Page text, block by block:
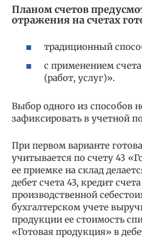
Планом счетов
отражения на счетах
традиционный
с применением
(работ, услуг)».
Выбор одного из способов
зафиксировать в учетной
При первом варианте
учитывается по счету 43
ее приемке на склад
дебет счета 43, кредит
производственной
бухгалтерском учете
продукции ее стоимость
«Готовая продукция» в